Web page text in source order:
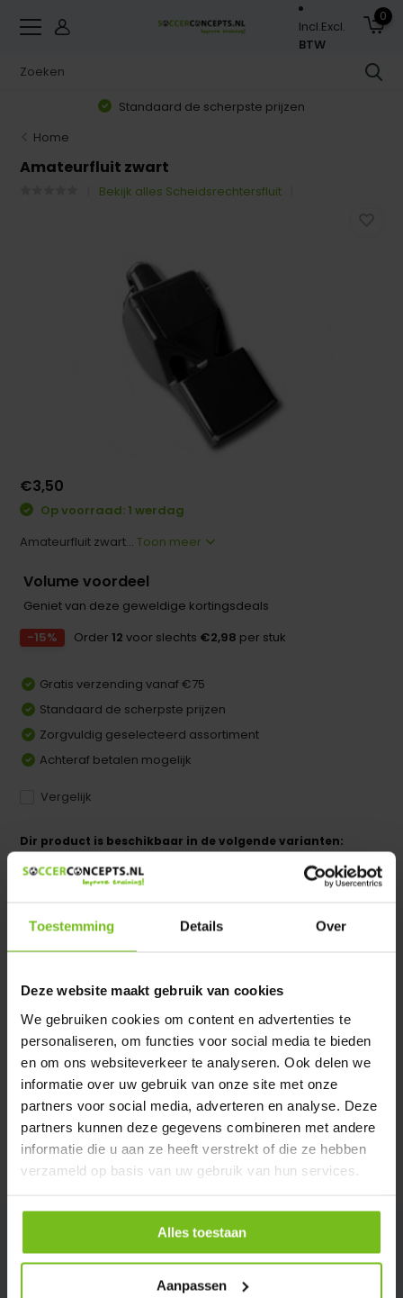
Toestemming Details Over
Deze website maakt gebruik van cookies
We gebruiken cookies om content en advertenties te
personaliseren, om functies voor social media te bieden
en om ons websiteverkeer te analyseren. Ook delen we
informatie over uw gebruik van onze site met onze
partners voor social media, adverteren en analyse. Deze
partners kunnen deze gegevens combineren met andere
informatie die u aan ze heeft verstrekt of die ze hebben
verzameld op basis van uw gebruik van hun services.
Alles toestaan
Aanpassen
Incl.Excl.
BTW
0
Standaard de scherpste prijzen
Home
Amateurfluit zwart
Bekijk alles Scheidsrechtersfluit
€3,50
Op voorraad: 1 werdag
Amateurfluit zwart...Toon meer
Volume voordeel
Geniet van deze geweldige kortingsdeals
-15%
Order12 voor slechts €2,98 per stuk
Gratis verzending vanaf €75
Standaard de scherpste prijzen
Zorgvuldig geselecteerd assortiment
Achteraf betalen mogelijk
Vergelijk
Dir product is beschikbaar in de volgende varianten:
Heeft u een vraag over dit product ?
Verstuur email
Productomschrijving
Specificaties
Reviews
Delen